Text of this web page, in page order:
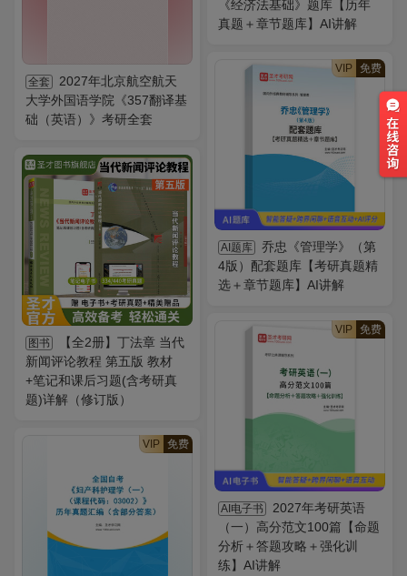
《经济法基础》题库【历年
真题＋章节题库】AI讲解
全套
2027年北京航空航天
大学外国语学院《357翻译基
础（英语）》考研全套
VIP 免费
AI题库
乔忠《管理学》（第
4版）配套题库【考研真题精
选＋章节题库】AI讲解
图书
【全2册】丁法章 当代
新闻评论教程 第五版 教材
+笔记和课后习题(含考研真
题)详解（修订版）
VIP 免费
AI电子书
2027年考研英语
（一）高分范文100篇【命题
分析＋答题攻略＋强化训
练】AI讲解
VIP 免费